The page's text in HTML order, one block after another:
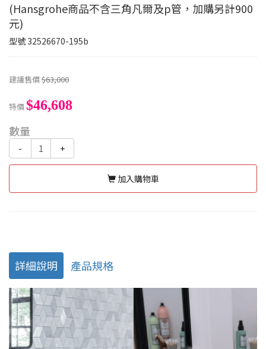
(Hansgrohe商品不含三角凡爾及p管，加購另計900
元)
型號32526670-195b
建議售價$63,000
特價$46,608
數量
- +
加入購物車
詳細說明 產品規格